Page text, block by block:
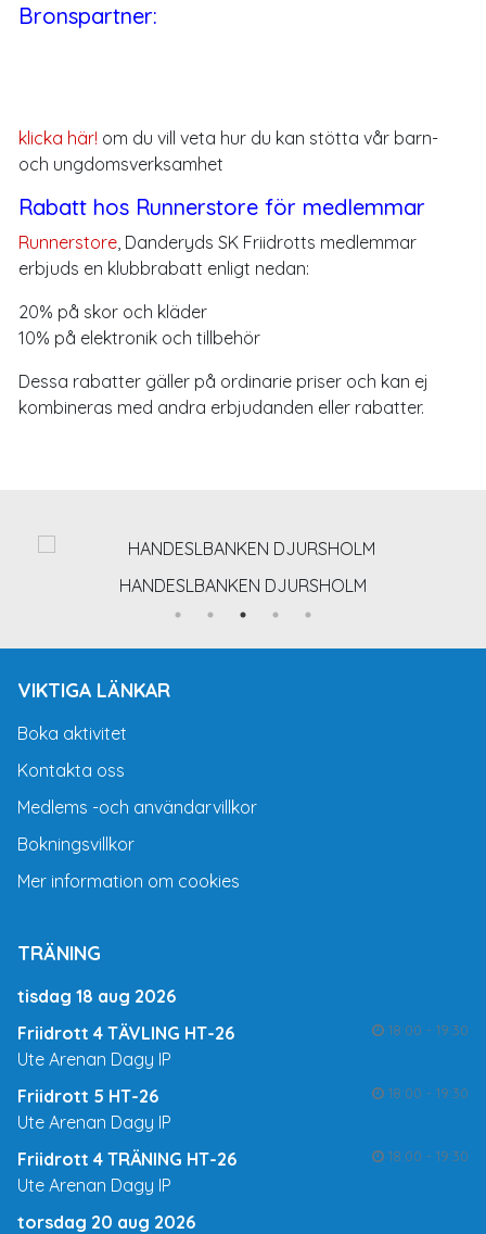
Bronspartner:
klicka här! om du vill veta hur du kan stötta vår barn-
och ungdomsverksamhet
Rabatt hos Runnerstore för medlemmar
Runnerstore , Danderyds SK Friidrotts medlemmar
erbjuds en klubbrabatt enligt nedan:
20% på skor och kläder
10% på elektronik och tillbehör
Dessa rabatter gäller på ordinarie priser och kan ej
kombineras med andra erbjudanden eller rabatter.
HANDESLBANKEN DJURSHOLM
VIKTIGA LÄNKAR
Boka aktivitet
Kontakta oss
Medlems -och användarvillkor
Bokningsvillkor
Mer information om cookies
TRÄNING
tisdag 18 aug 2026
Friidrott 4 TÄVLING HT-26
18:00 - 19:30
Ute Arenan Dagy IP
Friidrott 5 HT-26
18:00 - 19:30
Ute Arenan Dagy IP
Friidrott 4 TRÄNING HT-26
18:00 - 19:30
Ute Arenan Dagy IP
torsdag 20 aug 2026